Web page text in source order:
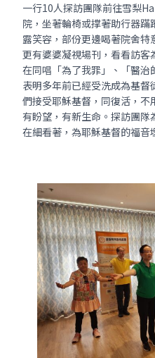
一行10人探訪團隊前往雪梨
院，坐著輪椅或撑著助行器
露笑容，部份更邊喝著院舍特
更有婆婆凝視場刊，看看訪
在同唱「為了我罪」、「醫
表明多年前已經受洗成為基
們接受耶穌基督，同復活，
有盼望，有新生命。探訪團
在細看著，為耶穌基督的福音